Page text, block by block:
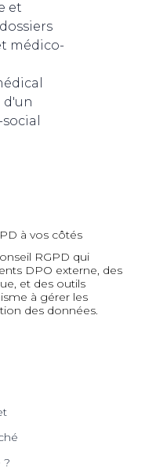
et
médico-
d'un
RGPD qui
DPO externe, des
et des outils
à gérer les
des données.
?